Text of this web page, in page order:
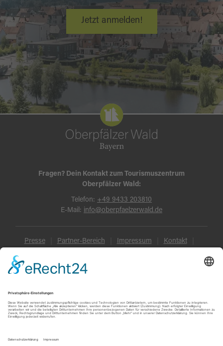
Jetzt anmelden!
Fragen? Dein Kontakt zum Tourismuszentrum
Oberpfälzer Wald:
Telefon: +49 9433 203810
E-Mail: info@oberpfaelzerwald.de
Presse Partner-Bereich Impressum Kontakt
Datenschutz